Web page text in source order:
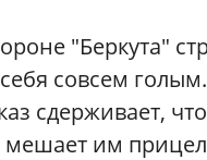
"Беркута"
совсем
сдерживает,
мешает им